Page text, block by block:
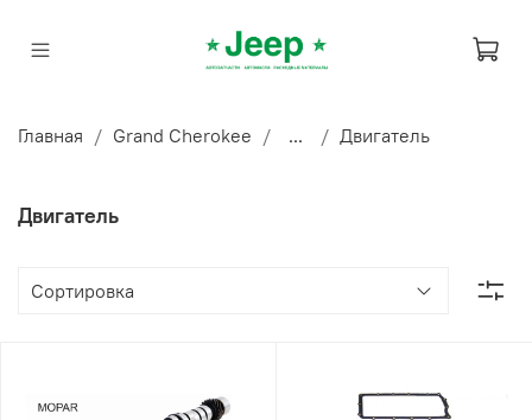
Главная Grand Cherokee ... Двигатель
Двигатель